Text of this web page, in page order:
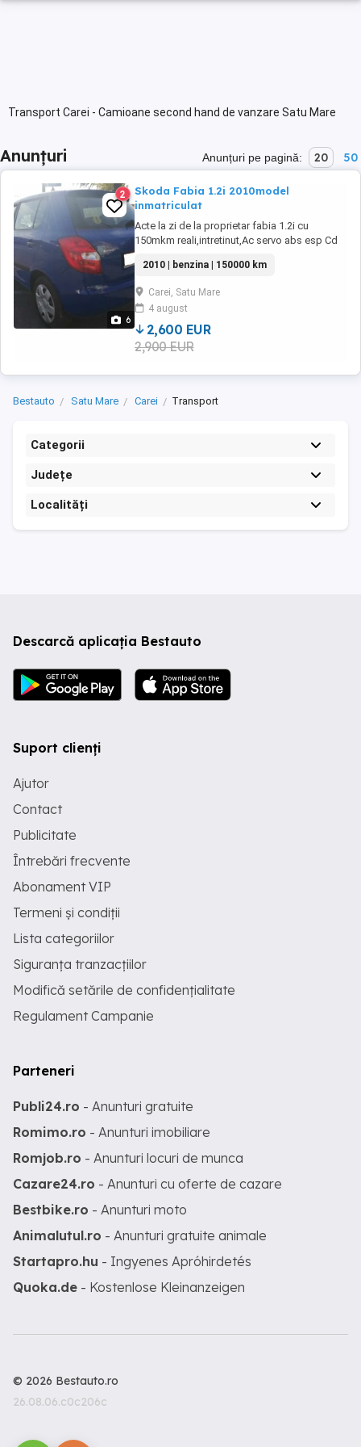
Transport Carei - Camioane second hand de vanzare Satu Mare
Anunțuri Anunțuri pe pagină: 20 50
6
2
Skoda Fabia 1.2i 2010model
inmatriculat
Acte la zi de la proprietar fabia 1.2i cu
150mkm reali,intretinut,Ac servo abs esp Cd
2010 | benzina | 150000 km
Carei, Satu Mare
4 august
2,600 EUR
2,900 EUR
Bestauto Satu Mare Carei Transport
Categorii
Județe
Localități
Descarcă aplicația Bestauto
Suport clienți
Ajutor
Contact
Publicitate
Întrebări frecvente
Abonament VIP
Termeni și condiții
Lista categoriilor
Siguranța tranzacțiilor
Modifică setările de confidențialitate
Regulament Campanie
Parteneri
Publi24.ro - Anunturi gratuite
Romimo.ro - Anunturi imobiliare
Romjob.ro - Anunturi locuri de munca
Cazare24.ro - Anunturi cu oferte de cazare
Bestbike.ro - Anunturi moto
Animalutul.ro - Anunturi gratuite animale
Startapro.hu - Ingyenes Apróhirdetés
Quoka.de - Kostenlose Kleinanzeigen
© 2026 Bestauto.ro
26.08.06.c0c206c